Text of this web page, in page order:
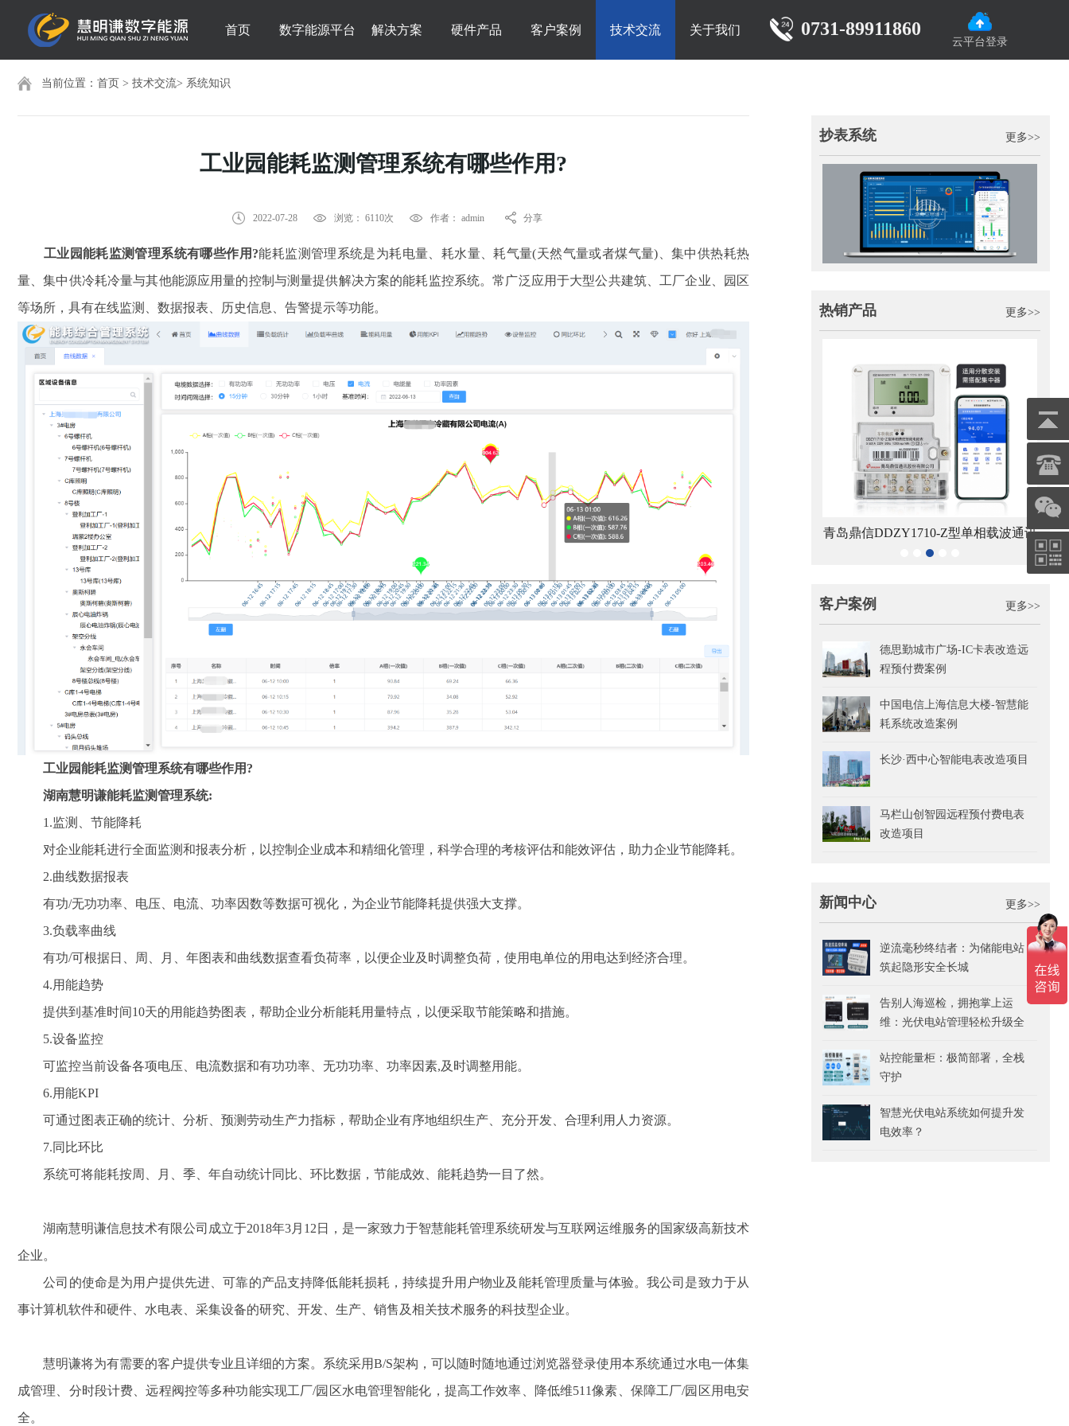
云平台登录
0731-89911860
首页 数字能源平台 解决方案 硬件产品 客户案例 技术交流 关于我们
当前位置： 首页 > 技术交流> 系统知识
工业园能耗监测管理系统有哪些作用?
2022-07-28 浏览： 6110次 作者： admin 分享
工业园能耗监测管理系统有哪些作用?能耗监测管理系统是为耗电量、耗水量、耗气量(天然气量或者煤气量)、集中供热耗热
量、集中供冷耗冷量与其他能源应用量的控制与测量提供解决方案的能耗监控系统。常广泛应用于大型公共建筑、工厂企业、园区
等场所，具有在线监测、数据报表、历史信息、告警提示等功能。
工业园能耗监测管理系统有哪些作用?
湖南慧明谦能耗监测管理系统:
1.监测、节能降耗
对企业能耗进行全面监测和报表分析，以控制企业成本和精细化管理，科学合理的考核评估和能效评估，助力企业节能降耗。
2.曲线数据报表
有功/无功功率、电压、电流、功率因数等数据可视化，为企业节能降耗提供强大支撑。
3.负载率曲线
有功/可根据日、周、月、年图表和曲线数据查看负荷率，以便企业及时调整负荷，使用电单位的用电达到经济合理。
4.用能趋势
提供到基准时间10天的用能趋势图表，帮助企业分析能耗用量特点，以便采取节能策略和措施。
5.设备监控
可监控当前设备各项电压、电流数据和有功功率、无功功率、功率因素,及时调整用能。
6.用能KPI
可通过图表正确的统计、分析、预测劳动生产力指标，帮助企业有序地组织生产、充分开发、合理利用人力资源。
7.同比环比
系统可将能耗按周、月、季、年自动统计同比、环比数据，节能成效、能耗趋势一目了然。
湖南慧明谦信息技术有限公司成立于2018年3月12日，是一家致力于智慧能耗管理系统研发与互联网运维服务的国家级高新技术
企业。
公司的使命是为用户提供先进、可靠的产品支持降低能耗损耗，持续提升用户物业及能耗管理质量与体验。我公司是致力于从
事计算机软件和硬件、水电表、采集设备的研究、开发、生产、销售及相关技术服务的科技型企业。
慧明谦将为有需要的客户提供专业且详细的方案。系统采用B/S架构，可以随时随地通过浏览器登录使用本系统通过水电一体集
成管理、分时段计费、远程阀控等多种功能实现工厂/园区水电管理智能化，提高工作效率、降低维511像素、保障工厂/园区用电安
全。
抄表系统 更多>>
热销产品 更多>>
鑫腾越LXSF电子远传智能水表 宁波三星DDZY188-Z型4G通讯智能电 杭州海兴DDZY208-Z型RS485通讯智
能电能表
青岛鼎信DDZY1710-Z型单相载波通讯
客户案例 更多>>
德思勤城市广场-IC卡表改造远
程预付费案例
中国电信上海信息大楼-智慧能
耗系统改造案例
长沙·西中心智能电表改造项目
马栏山创智园远程预付费电表
改造项目
新闻中心 更多>>
逆流毫秒终结者：为储能电站
筑起隐形安全长城
告别人海巡检，拥抱掌上运
维：光伏电站管理轻松升级全
站控能量柜：极简部署，全栈
守护
智慧光伏电站系统如何提升发
电效率？